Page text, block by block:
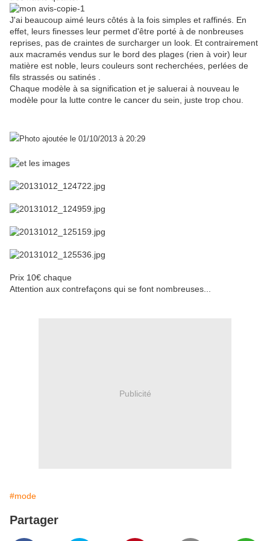
J'ai beaucoup aimé leurs côtés à la fois simples et raffinés. En
effet, leurs finesses leur permet d'être porté à de nonbreuses
reprises, pas de craintes de surcharger un look. Et contrairement
aux macramés vendus sur le bord des plages (rien à voir) leur
matière est noble, leurs couleurs sont recherchées, perlées de
fils strassés ou satinés .
Chaque modèle à sa signification et je saluerai à nouveau le
modèle pour la lutte contre le cancer du sein, juste trop chou.
Prix 10€ chaque
Attention aux contrefaçons qui se font nombreuses...
Publicité
#mode
Partager